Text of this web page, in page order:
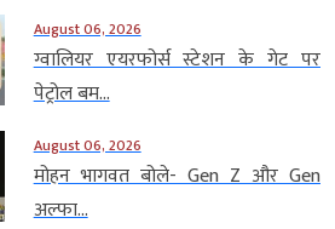
August 06, 2026
ग्वालियर एयरफोर्स स्टेशन के गेट पर
पेट्रोल बम...
August 06, 2026
मोहन भागवत बोले- Gen Z और Gen
अल्फा...